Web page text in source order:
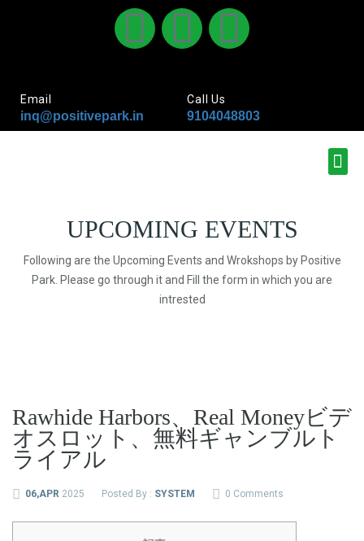
Email
inq@positivepark.in
Call Us
9104048803
UPCOMING EVENTS
Following are the Upcoming Events and Wrokshops by Positive
Park. Please go through it and Fill the form in which you are
intrested
Rawhide Harbors、Real Moneyビデ
オスロット、無料ギャンブルト
ライアル
06,APR 2025 Posted By : SYSTEM 0 Comments